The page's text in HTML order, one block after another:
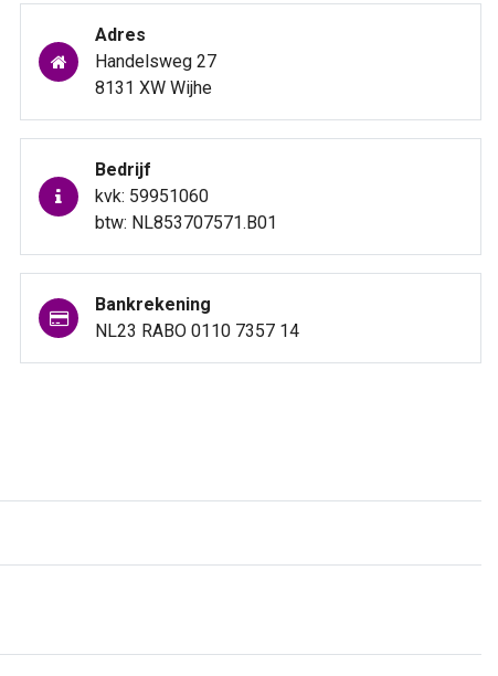
Adres
Handelsweg 27
8131 XW Wijhe
Bedrijf
kvk: 59951060
btw: NL853707571.B01
Bankrekening
NL23 RABO 0110 7357 14